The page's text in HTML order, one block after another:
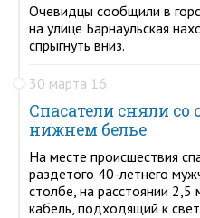
Очевидцы сообщили в
на улице Барнаульская
спрыгнуть вниз.
30 марта 16
Спасатели сняли
нижнем белье
На месте происшествия
раздетого 40-летнего
столбе, на расстоянии
кабель, подходящий к